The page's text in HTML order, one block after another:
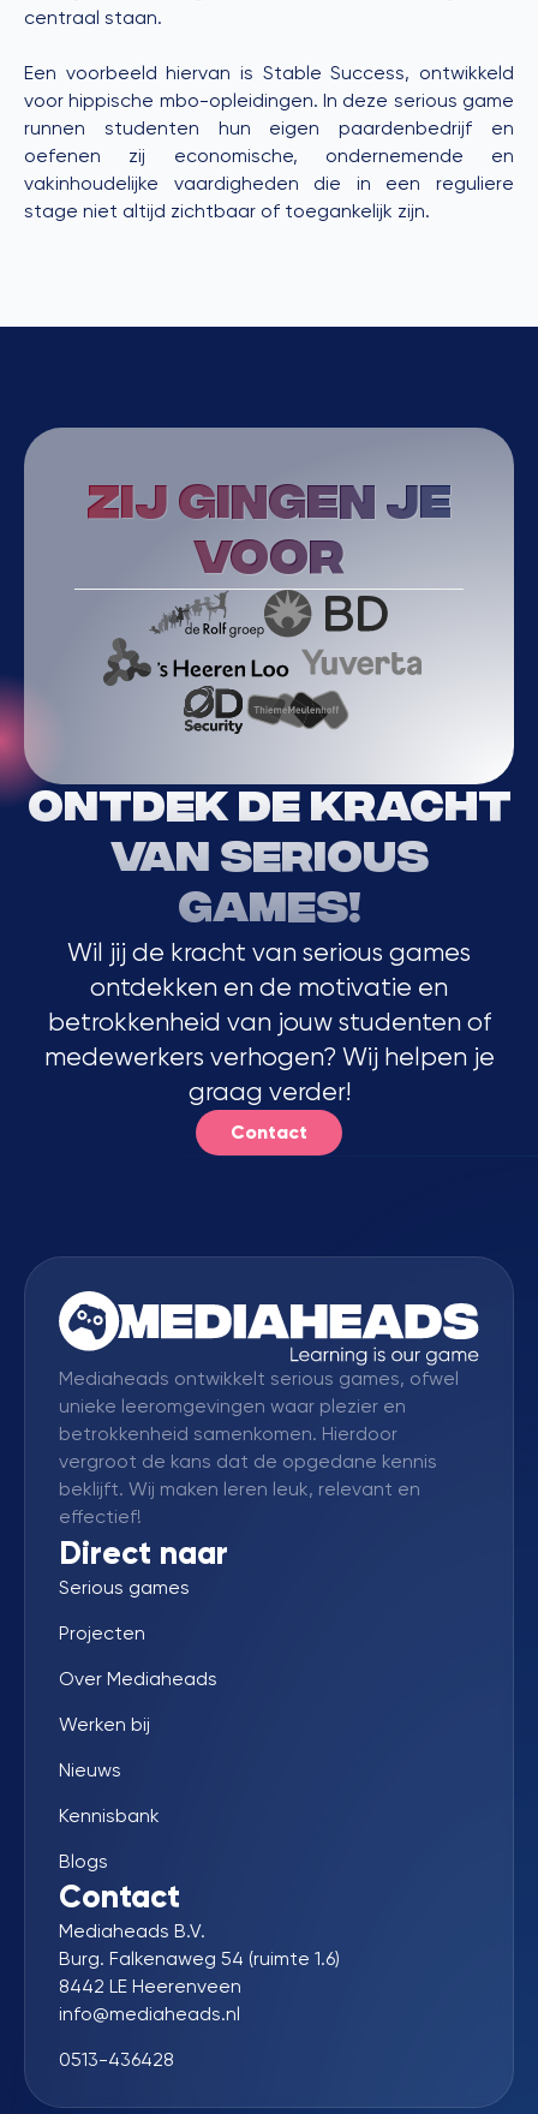
centraal staan.
Een voorbeeld hiervan is Stable Success, ontwikkeld
voor hippische mbo-opleidingen. In deze serious game
runnen studenten hun eigen paardenbedrijf en
oefenen zij economische, ondernemende en
vakinhoudelijke vaardigheden die in een reguliere
stage niet altijd zichtbaar of toegankelijk zijn.
Zij gingen je
voor
Ontdek de kracht
van serious
games!
Wil jij de kracht van serious games
ontdekken en de motivatie en
betrokkenheid van jouw studenten of
medewerkers verhogen? Wij helpen je
graag verder!
Contact
Mediaheads ontwikkelt serious games, ofwel
unieke leeromgevingen waar plezier en
betrokkenheid samenkomen. Hierdoor
vergroot de kans dat de opgedane kennis
beklijft. Wij maken leren leuk, relevant en
effectief!
Direct naar
Serious games
Projecten
Over Mediaheads
Werken bij
Nieuws
Kennisbank
Blogs
Contact
Mediaheads B.V.
Burg. Falkenaweg 54 (ruimte 1.6)
8442 LE Heerenveen
info@mediaheads.nl
0513-436428